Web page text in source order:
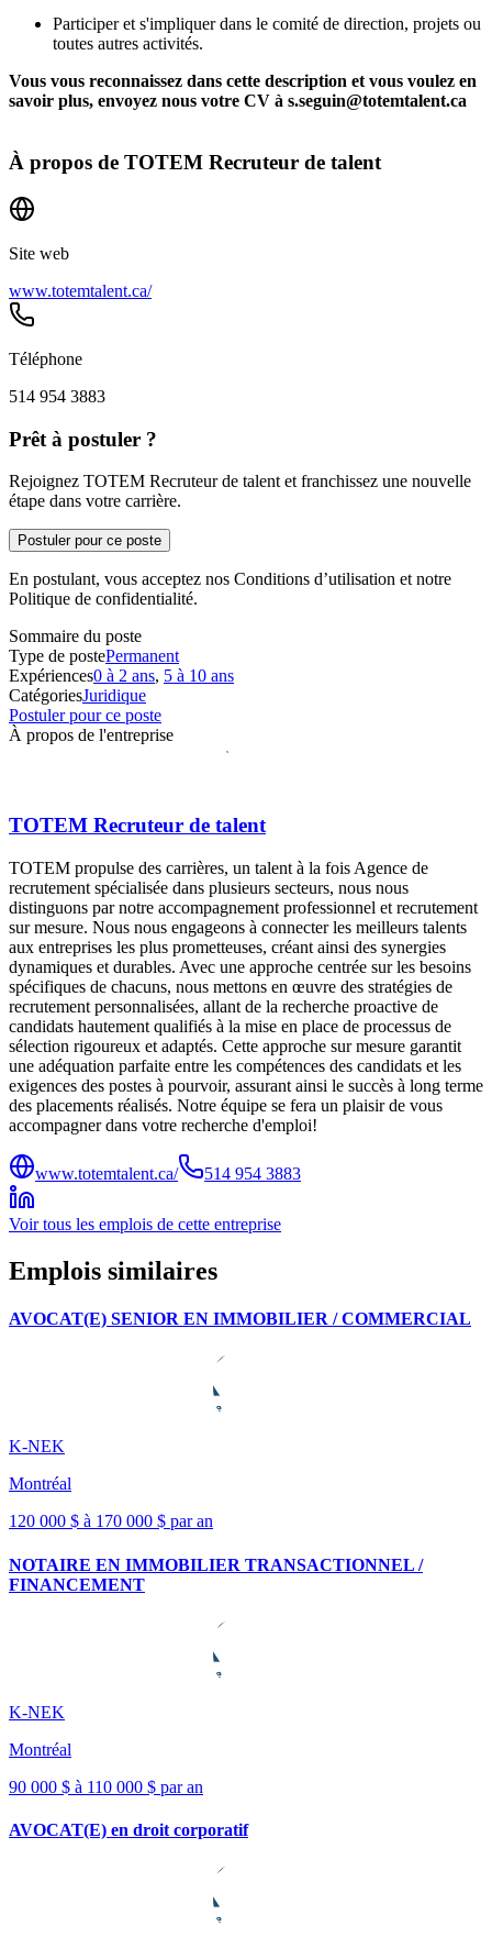
Participer et s'impliquer dans le comité de direction, projets ou
toutes autres activités.
Vous vous reconnaissez dans cette description et vous voulez en
savoir plus, envoyez nous votre CV à s.seguin@totemtalent.ca
À propos de TOTEM Recruteur de talent
Site web
www.totemtalent.ca/
Téléphone
514 954 3883
Prêt à postuler ?
Rejoignez TOTEM Recruteur de talent et franchissez une nouvelle
étape dans votre carrière.
Postuler pour ce poste
En postulant, vous acceptez nos Conditions d’utilisation et notre
Politique de confidentialité.
Sommaire du poste
Type de postePermanent
Expériences0 à 2 ans, 5 à 10 ans
CatégoriesJuridique
Postuler pour ce poste
À propos de l'entreprise
TOTEM Recruteur de talent
TOTEM propulse des carrières, un talent à la fois Agence de
recrutement spécialisée dans plusieurs secteurs, nous nous
distinguons par notre accompagnement professionnel et recrutement
sur mesure. Nous nous engageons à connecter les meilleurs talents
aux entreprises les plus prometteuses, créant ainsi des synergies
dynamiques et durables. Avec une approche centrée sur les besoins
spécifiques de chacuns, nous mettons en œuvre des stratégies de
recrutement personnalisées, allant de la recherche proactive de
candidats hautement qualifiés à la mise en place de processus de
sélection rigoureux et adaptés. Cette approche sur mesure garantit
une adéquation parfaite entre les compétences des candidats et les
exigences des postes à pourvoir, assurant ainsi le succès à long terme
des placements réalisés. Notre équipe se fera un plaisir de vous
accompagner dans votre recherche d'emploi!
www.totemtalent.ca/ 514 954 3883
Voir tous les emplois de cette entreprise
Emplois similaires
AVOCAT(E) SENIOR EN IMMOBILIER / COMMERCIAL
K-NEK
Montréal
120 000 $ à 170 000 $ par an
NOTAIRE EN IMMOBILIER TRANSACTIONNEL /
FINANCEMENT
K-NEK
Montréal
90 000 $ à 110 000 $ par an
AVOCAT(E) en droit corporatif